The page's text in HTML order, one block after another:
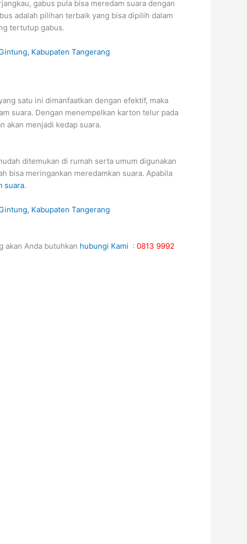
gabus pula bisa meredam suara dengan
adalah pilihan terbaik yang bisa dipilih dalam
tertutup gabus.
satu ini dimanfaatkan dengan efektif, maka
suara. Dengan menempelkan karton telur pada
akan menjadi kedap suara.
ditemukan di rumah serta umum digunakan
bisa meringankan meredamkan suara. Apabila
suara.
akan Anda butuhkan hubungi Kami : 0813 9992